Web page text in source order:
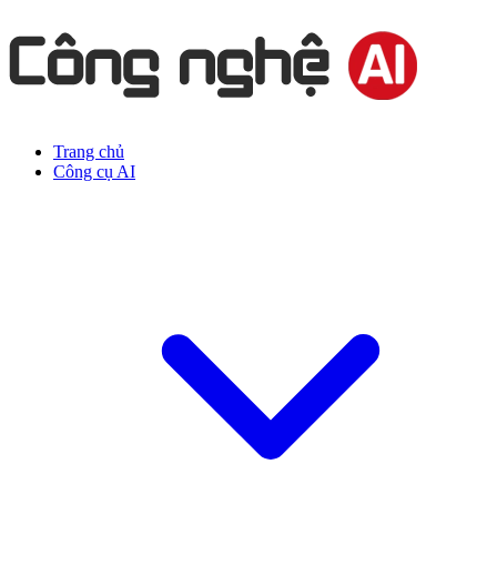
Trang chủ
Công cụ AI